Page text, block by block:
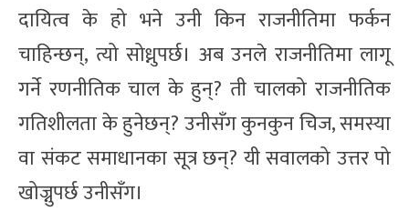
दायित्व के हो भने उनी किन राजनीतिमा फर्कन
चाहिन्छन्, त्यो सोध्नुपर्छ। अब उनले राजनीतिमा लागू
गर्ने रणनीतिक चाल के हुन्? ती चालको राजनीतिक
गतिशीलता के हुनेछन्? उनीसँग कुनकुन चिज, समस्या
वा संकट समाधानका सूत्र छन्? यी सवालको उत्तर पो
खोज्नुपर्छ उनीसँग।